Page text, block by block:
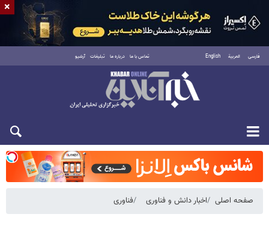
فارسی العربية English تماس با ما درباره ما تبلیغات آرشیو
شنبه ۱۷ مرداد ۱۴۰۵
صفحه اصلی اخبار دانش و فناوری فناوری
×